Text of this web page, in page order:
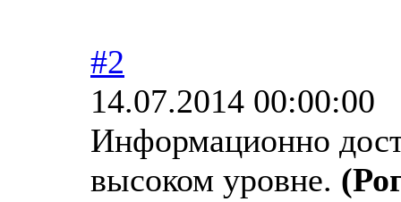
#2
14.07.2014 00:00:00
Информационно
высоком уровне.